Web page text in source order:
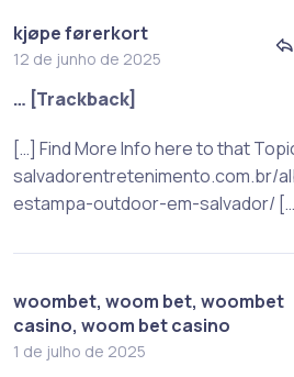
kjøpe førerkort
12 de junho de 2025
… [Trackback]
[…] Find More Info here to that
salvadorentretenimento.com.br/
estampa-outdoor-em-salvador/
woombet, woom bet, woombet
casino, woom bet casino
1 de julho de 2025